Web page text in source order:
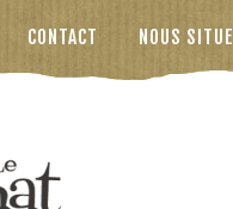
CONTACT NOUS